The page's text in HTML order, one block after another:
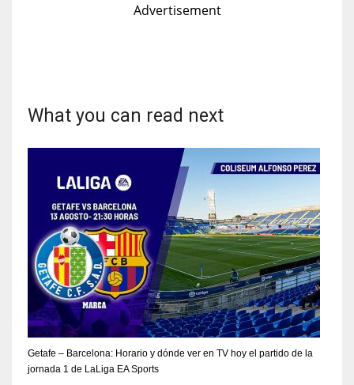
Advertisement
What you can read next
Getafe – Barcelona: Horario y dónde ver en TV hoy el partido de la
jornada 1 de LaLiga EA Sports